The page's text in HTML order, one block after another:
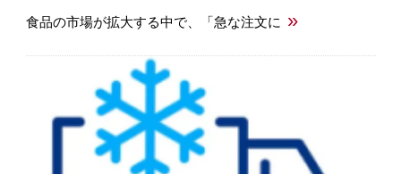
食品の市場が拡大する中で、「急な注文に »